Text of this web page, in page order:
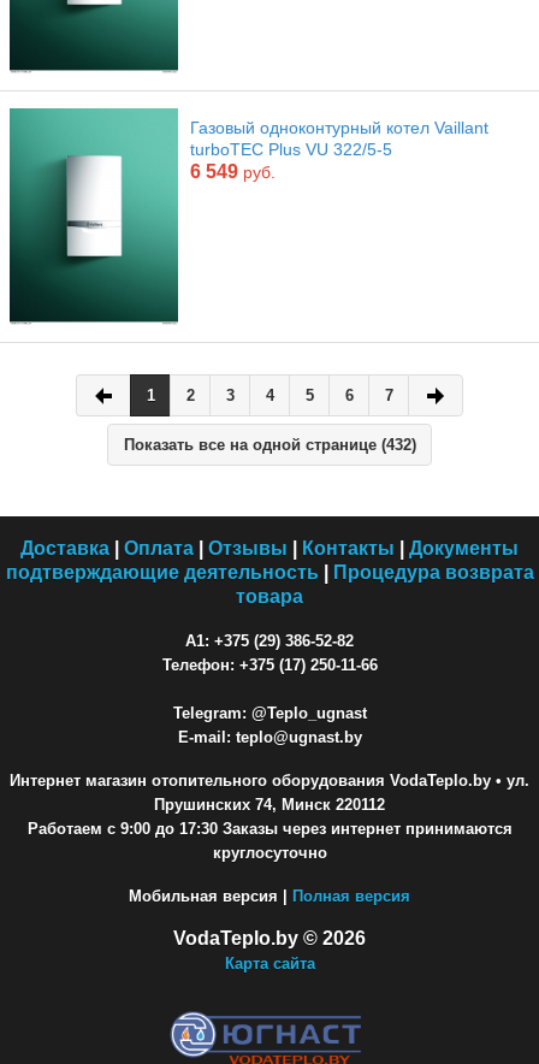
Газовый одноконтурный котел Vaillant
turboTEC Plus VU 322/5-5
6 549 руб.
1 2 3 4 5 6 7
Показать все на одной странице (432)
Доставка Оплата Отзывы Контакты
Документы
подтверждающие деятельность
Процедура возврата
товара
A1: +375 (29) 386-52-82
Телефон: +375 (17) 250-11-66
Telegram: @Teplo_ugnast
E-mail: teplo@ugnast.by
Интернет магазин отопительного оборудования VodaTeplo.by • ул.
Прушинских 74, Минск 220112
Работаем с 9:00 до 17:30 Заказы через интернет принимаются
круглосуточно
Мобильная версия | Полная версия
VodaTeplo.by © 2026
Карта сайта